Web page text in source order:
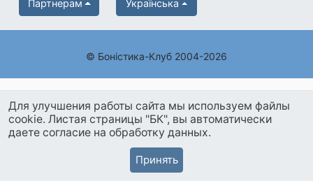
Партнерам Українська
© Боністика-Клуб 2004-2026
Для улучшения работы сайта мы используем файлы
cookie. Листая страницы "БК", вы автоматически
даете согласие на обработку данных.
Принять